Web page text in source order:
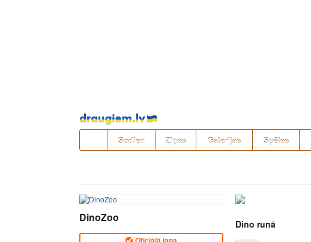
Pāriet
uz
saturu
Šodien Ziņas Galerijas Spēles
DinoZoo Dino runā